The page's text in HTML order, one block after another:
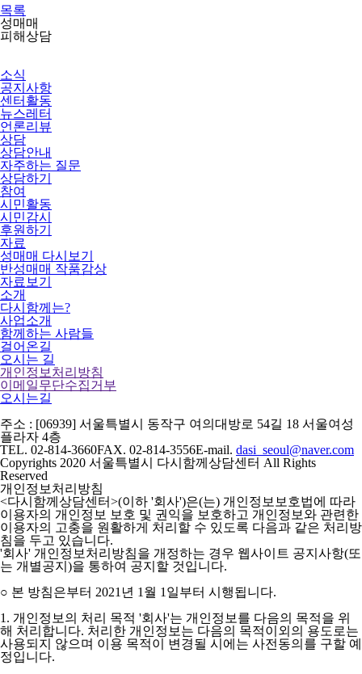
목록
성매매
피해상담
소식
공지사항
센터활동
뉴스레터
언론리뷰
상담
상담안내
자주하는 질문
상담하기
참여
시민활동
시민감시
후원하기
자료
성매매 다시보기
반성매매 작품감상
자료보기
소개
다시함께는?
사업소개
함께하는 사람들
걸어온길
오시는 길
개인정보처리방침
이메일무단수집거부
오시는길
주소 : [06939] 서울특별시 동작구 여의대방로 54길 18 서울여성
플라자 4층
TEL. 02-814-3660FAX. 02-814-3556E-mail. dasi_seoul@naver.com
Copyrights 2020 서울특별시 다시함께상담센터 All Rights
Reserved
개인정보처리방침
<다시함께상담센터>(이하 '회사')은(는) 개인정보보호법에 따라
이용자의 개인정보 보호 및 권익을 보호하고 개인정보와 관련한
이용자의 고충을 원활하게 처리할 수 있도록 다음과 같은 처리방
침을 두고 있습니다.
'회사' 개인정보처리방침을 개정하는 경우 웹사이트 공지사항(또
는 개별공지)을 통하여 공지할 것입니다.
○ 본 방침은부터 2021년 1월 1일부터 시행됩니다.
1. 개인정보의 처리 목적 '회사'는 개인정보를 다음의 목적을 위
해 처리합니다. 처리한 개인정보는 다음의 목적이외의 용도로는
사용되지 않으며 이용 목적이 변경될 시에는 사전동의를 구할 예
정입니다.